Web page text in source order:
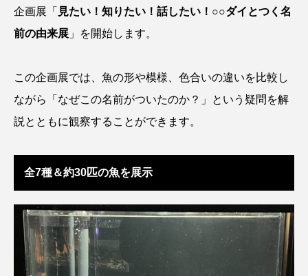
アカムツ アカメ
アッキガイ アナゴ アブラツノザメ
アブラボテ アマガエル アマゴ
アユ アリアケギバチ アリゲーターガー
アンコウ イカ イカナゴ イクラ
イッカク イトウ
企画展「 見たい！知りたい！話したい！○○ダイとつく名
前の由来展 」を開始します。
この企画展では、魚の形や模様、色合いの違いを比較し
ながら「なぜこの名前がついたのか？」という疑問を解
説とともに観察することができます。
全7種＆約30匹の魚を展示